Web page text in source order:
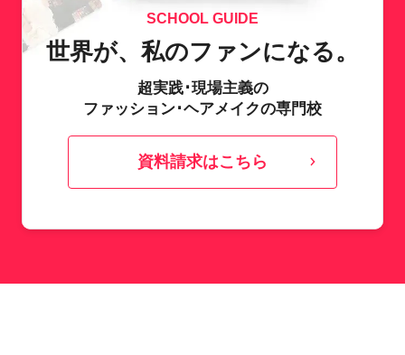
SCHOOL GUIDE
世界が、私のファンになる。
超実践･現場主義の
ファッション･ヘアメイクの専門校
資料請求はこちら